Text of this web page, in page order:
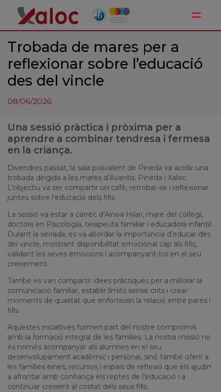
Trobada de mares per a
reflexionar sobre l’educació
des del vincle
08/06/2026
Una sessió pràctica i pròxima per a
aprendre a combinar tendresa i fermesa
en la criança.
Divendres passat, la sala polivalent de Pineda va acollir una
trobada dirigida a les mares d’Avantis, Pineda i Xaloc.
L’objectiu va ser compartir un cafè, retrobar-se i reflexionar
juntes sobre l’educació dels fills.
La sessió va estar a càrrec d’Ainoa Hilari, mare del col·legi,
doctora en Psicologia, terapeuta familiar i educadora infantil.
Durant la xerrada, es va abordar la importància d’educar des
del vincle, mostrant disponibilitat emocional cap als fills,
validant les seves emocions i acompanyant-los en el seu
creixement.
També es van compartir idees pràctiques per a millorar la
comunicació familiar, establir límits sense crits i crear
moments de qualitat que enforteixin la relació entre pares i
fills.
Aquestes iniciatives formen part del nostre compromís
amb la formació integral de les famílies. La nostra missió no
és només acompanyar als alumnes en el seu
desenvolupament acadèmic i personal, sinó també oferir a
les famílies eines, recursos i espais de reflexió que els ajudin
a afrontar amb confiança els reptes de l’educació i a
continuar creixent al costat dels seus fills.